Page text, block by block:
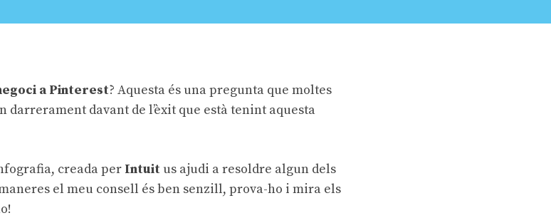
a Pinterest? Aquesta és una pregunta que moltes
darrerament davant de l’èxit que està tenint aquesta
creada per Intuit us ajudi a resoldre algun dels
el meu consell és ben senzill, prova-ho i mira els